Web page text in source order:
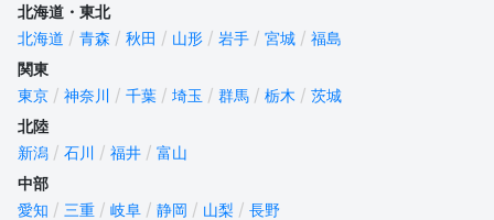
北海道・東北
北海道
青森 秋田 山形 岩手 宮城
福島
関東
東京
神奈川 千葉 埼玉 群馬 栃木
茨城
北陸
新潟
石川 福井
富山
中部
愛知
三重 岐阜 静岡 山梨
長野